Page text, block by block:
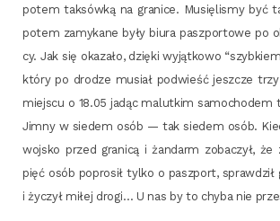
potem tak­sów­ką na gra­ni­ce. Musię­li­smy być
potem zamy­ka­ne były biu­ra pasz­por­to­we po
cy. Jak się oka­za­ło, dzię­ki wyjąt­ko­wo
któ­ry po dro­dze musiał pod­wieść jesz­cze
miej­scu o 18.05 jadąc malut­kim samo­cho­dem
Jim­ny w sie­dem osób — tak sie­dem osób.
woj­sko przed gra­ni­cą i żan­darm zoba­czył,
pięć osób popro­sił tyl­ko o pasz­port, spraw­dził
i życzył miłej dro­gi… U nas by to chy­ba nie